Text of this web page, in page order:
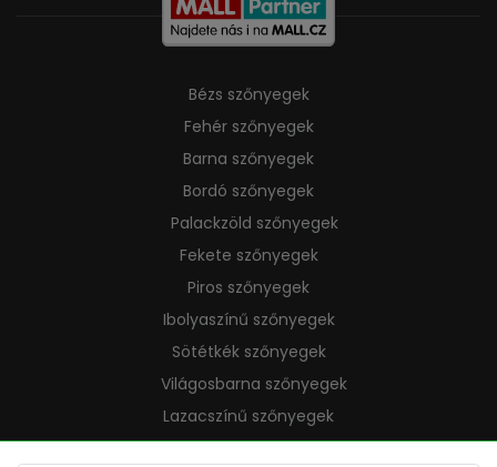
Bézs szőnyegek
Fehér szőnyegek
Barna szőnyegek
Bordó szőnyegek
Palackzöld szőnyegek
Fekete szőnyegek
Piros szőnyegek
Ibolyaszínű szőnyegek
Sötétkék szőnyegek
Világosbarna szőnyegek
Lazacszínű szőnyegek
Krémszínű szőnyegek